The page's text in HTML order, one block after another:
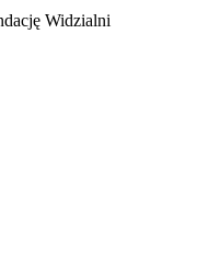
Widzialni